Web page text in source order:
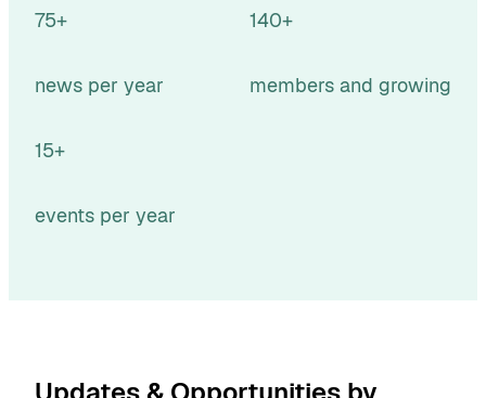
75+
news per year
140+
members and growing
15+
events per year